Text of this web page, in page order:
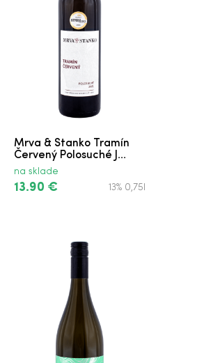
Mrva & Stanko Tramín
Červený Polosuché J...
na sklade
13.90 € 13% 0,75l